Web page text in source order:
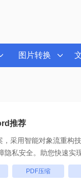
图片转换
推荐
，采用智能对象流重构
密保障隐私安全。助您快速实
PDF压缩